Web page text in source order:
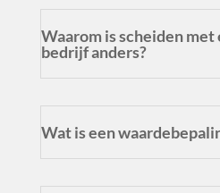
Waarom is scheiden met
bedrijf anders?
Wat is een